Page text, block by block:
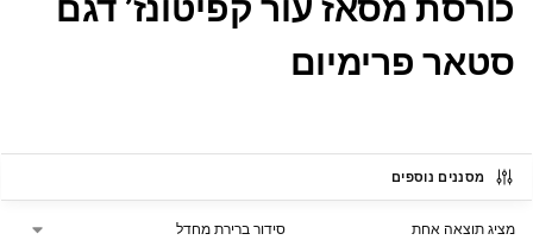
סטאר פרימיום
מסננים נוספים
מציג תוצאה אחת